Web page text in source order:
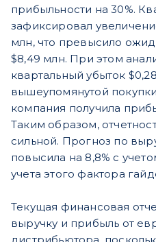
прибыльности на 30%.
зафиксировал
млн, что превысило
$8,49 млн. При этом
квартальный убыток
вышеупомянутой
компания получила
Таким образом,
сильной. Прогноз по
повысила на 8,8% с
учета этого фактора
Текущая финансовая
выручку и прибыль от